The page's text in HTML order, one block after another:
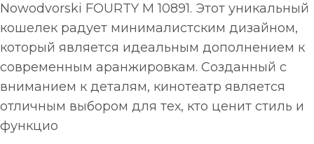
Nowodvorski FOURTY M 10891. Этот уникальный
кошелек радует минималистским дизайном,
который является идеальным дополнением к
современным аранжировкам. Созданный с
вниманием к деталям, кинотеатр является
отличным выбором для тех, кто ценит стиль и
функцио